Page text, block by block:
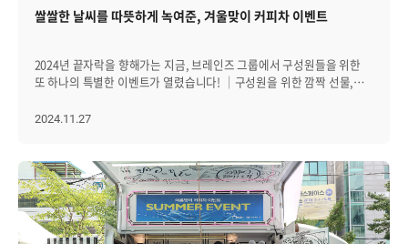
대표이사인 선근 님이 직접 기획하고 준비했을 뿐만 아니라, 진행까지
나누고, 준비된 컵밥과 음료를 정성스럽게 건넸습니다. 선근님은 컵밥과
음료를 건네며 '요즘 연구소 분위기는 좀 어때요?', '며칠전보다 얼굴이
더 밝아진 것 같네요?', '지난주 미팅 때 보긴 했었지만 이렇게 보니 또
대화를 나눴습니다. 구성원들은 각자의 취향에 맞는 컵밥과 음료를 고른
시간을 보냈습니다. 서로의 안부를 나누고 웃음이 오가는 모습 속에서,
일상과 조금 다른 점심 풍경이 자연스럽게 펼쳐졌습니다. "잠시 줄을
서서 기다리는 시간부터 컵밥과 음료를 함께 나누는 시간까지, 오랜만에
팀원들과 이런저런 이야기를 나누며 여유로운 점심시간을 보낼 수 있어
즐겁고 의미 있는 시간이었습니다" "지난번에는 커피를 골랐는데,
쌀쌀한 날씨를 따뜻하게 녹여준, 겨울맞이 커피차 이벤트
2024년 끝자락을 향해가는 지금, 브레인즈 그룹에서 구성원들을 위한
또 하나의 특별한 이벤트가 열렸습니다! │구성원을 위한 깜짝 선물,
즐거움을 선사했던 그 커피차가 초겨울의 차가운 바람을 녹이기 위해
자회사인 에이프리카 구성원들을 위한 따뜻한 이벤트를 마련해
주셨습니다. │따뜻한 음료와 든든한 샌드위치, 그리고 이것까지?!
급작스레 추워진 날씨와 연말의 바쁜 일정 속에서 구성원들이 기운을 낼
수 있도록, 맛있는 음료와 간식이 풍성하게 준비되었습니다. 이번
커피차 이벤트에는 다양한 음료뿐 아니라 샌드위치도 함께
2024.11.27